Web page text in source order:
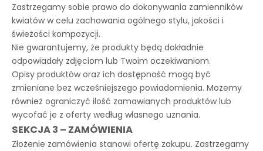
Zastrzegamy sobie prawo do dokonywania zamienników
kwiatów w celu zachowania ogólnego stylu, jakości i
świeżości kompozycji.
Nie gwarantujemy, że produkty będą dokładnie
odpowiadały zdjęciom lub Twoim oczekiwaniom.
Opisy produktów oraz ich dostępność mogą być
zmieniane bez wcześniejszego powiadomienia. Możemy
również ograniczyć ilość zamawianych produktów lub
wycofać je z oferty według własnego uznania.
SEKCJA 3 – ZAMÓWIENIA
Złożenie zamówienia stanowi ofertę zakupu. Zastrzegamy